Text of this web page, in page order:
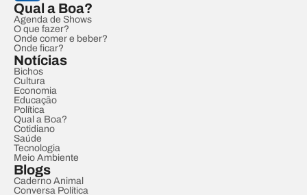
Qual a Boa?
Agenda de Shows
O que fazer?
Onde comer e beber?
Onde ficar?
Notícias
Bichos
Cultura
Economia
Educação
Política
Qual a Boa?
Cotidiano
Saúde
Tecnologia
Meio Ambiente
Blogs
Caderno Animal
Conversa Política